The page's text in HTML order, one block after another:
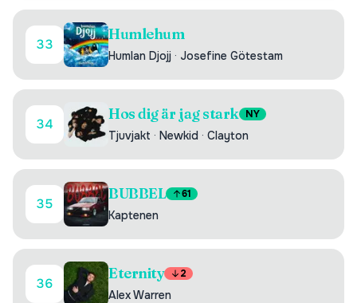
33
Humlehum
Humlan Djojj · Josefine Götestam
34
Hos dig är jag stark NY
Tjuvjakt · Newkid · Clayton
35
BUBBEL 61
Kaptenen
36
Eternity 2
Alex Warren